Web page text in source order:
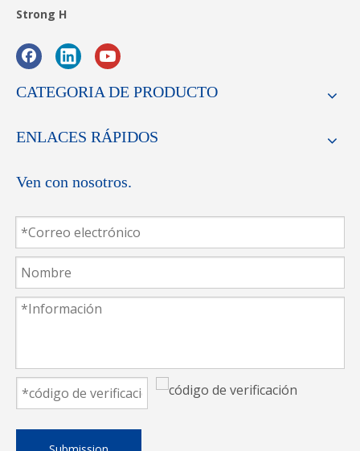
Strong H
CATEGORIA DE PRODUCTO
ENLACES RÁPIDOS
Ven con nosotros.